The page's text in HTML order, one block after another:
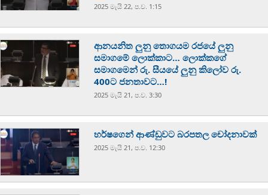
2025 මැයි 22, ප.ව. 1:15
ආනයනිත ලුනු තොගයම රජයේ ලුනු
සමාගමේ ලොක්කාට… ලොක්කගේ
සමාගමෙන් රු. සීයයේ ලුනු කිලෝව රු.
400ට ජනතාවට…!
2025 මැයි 21, ප.ව. 3:30
හර්ෂගෙන් ආණ්ඩුවට බරපතල චෝදනාවක්
2025 මැයි 21, ප.ව. 12:30